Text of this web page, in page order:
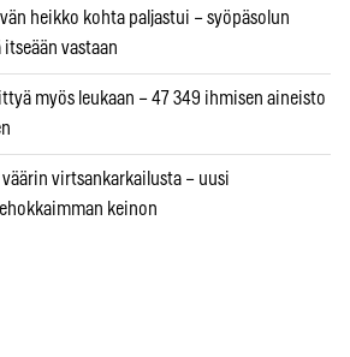
heikko kohta paljastui – syöpäsolun
vastaan
myös leukaan – 47 349 ihmisen aineisto
virtsankarkailusta – uusi
keinon